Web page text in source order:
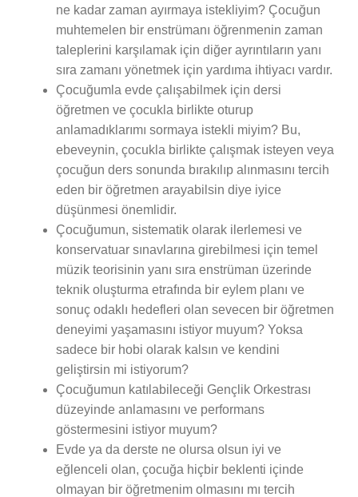
ne kadar zaman ayırmaya istekliyim? Çocuğun
muhtemelen bir enstrümanı öğrenmenin zaman
taleplerini karşılamak için diğer ayrıntıların yanı
sıra zamanı yönetmek için yardıma ihtiyacı vardır.
Çocuğumla evde çalışabilmek için dersi
öğretmen ve çocukla birlikte oturup
anlamadıklarımı sormaya istekli miyim? Bu,
ebeveynin, çocukla birlikte çalışmak isteyen veya
çocuğun ders sonunda bırakılıp alınmasını tercih
eden bir öğretmen arayabilsin diye iyice
düşünmesi önemlidir.
Çocuğumun, sistematik olarak ilerlemesi ve
konservatuar sınavlarına girebilmesi için temel
müzik teorisinin yanı sıra enstrüman üzerinde
teknik oluşturma etrafında bir eylem planı ve
sonuç odaklı hedefleri olan sevecen bir öğretmen
deneyimi yaşamasını istiyor muyum? Yoksa
sadece bir hobi olarak kalsın ve kendini
geliştirsin mi istiyorum?
Çocuğumun katılabileceği Gençlik Orkestrası
düzeyinde anlamasını ve performans
göstermesini istiyor muyum?
Evde ya da derste ne olursa olsun iyi ve
eğlenceli olan, çocuğa hiçbir beklenti içinde
olmayan bir öğretmenim olmasını mı tercih